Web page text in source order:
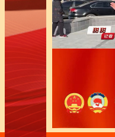
大。组建文旅集团
待和服务能力进一
堂布讲，小镇火爆
旅游接待奖励办法
全县接待游客232
座，实现“重点区